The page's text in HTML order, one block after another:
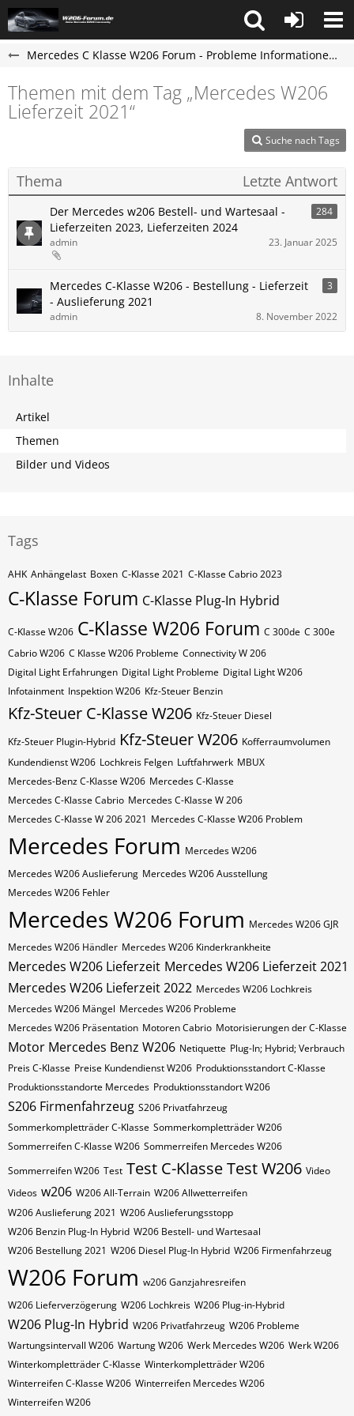
Mercedes C Klasse W206 Forum - Probleme Informationen und Erfahrungen
Themen mit dem Tag „Mercedes W206
Lieferzeit 2021“
Suche nach Tags
Thema Letzte Antwort
Der Mercedes w206 Bestell- und Wartesaal -
Lieferzeiten 2023, Lieferzeiten 2024
284
admin 23. Januar 2025
Mercedes C-Klasse W206 - Bestellung - Lieferzeit
- Auslieferung 2021
3
admin 8. November 2022
Inhalte
Artikel
Themen
Bilder und Videos
Tags
AHK Anhängelast Boxen C-Klasse 2021 C-Klasse Cabrio 2023
C-Klasse Forum C-Klasse Plug-In Hybrid
C-Klasse W206 C-Klasse W206 Forum C 300de C 300e
Cabrio W206 C Klasse W206 Probleme Connectivity W 206
Digital Light Erfahrungen Digital Light Probleme Digital Light W206
Infotainment Inspektion W206 Kfz-Steuer Benzin
Kfz-Steuer C-Klasse W206 Kfz-Steuer Diesel
Kfz-Steuer Plugin-Hybrid Kfz-Steuer W206 Kofferraumvolumen
Kundendienst W206 Lochkreis Felgen Luftfahrwerk MBUX
Mercedes-Benz C-Klasse W206 Mercedes C-Klasse
Mercedes C-Klasse Cabrio Mercedes C-Klasse W 206
Mercedes C-Klasse W 206 2021 Mercedes C-Klasse W206 Problem
Mercedes Forum Mercedes W206
Mercedes W206 Auslieferung Mercedes W206 Ausstellung
Mercedes W206 Fehler
Mercedes W206 Forum Mercedes W206 GJR
Mercedes W206 Händler Mercedes W206 Kinderkrankheite
Mercedes W206 Lieferzeit Mercedes W206 Lieferzeit 2021
Mercedes W206 Lieferzeit 2022 Mercedes W206 Lochkreis
Mercedes W206 Mängel Mercedes W206 Probleme
Mercedes W206 Präsentation Motoren Cabrio Motorisierungen der C-Klasse
Motor Mercedes Benz W206 Netiquette Plug-In; Hybrid; Verbrauch
Preis C-Klasse Preise Kundendienst W206 Produktionsstandort C-Klasse
Produktionsstandorte Mercedes Produktionsstandort W206
S206 Firmenfahrzeug S206 Privatfahrzeug
Sommerkompletträder C-Klasse Sommerkompletträder W206
Sommerreifen C-Klasse W206 Sommerreifen Mercedes W206
Sommerreifen W206 Test Test C-KlasseTest W206 Video
Videos w206 W206 All-Terrain W206 Allwetterreifen
W206 Auslieferung 2021 W206 Auslieferungsstopp
W206 Benzin Plug-In Hybrid W206 Bestell- und Wartesaal
W206 Bestellung 2021 W206 Diesel Plug-In Hybrid W206 Firmenfahrzeug
W206 Forum w206 Ganzjahresreifen
W206 Lieferverzögerung W206 Lochkreis W206 Plug-in-Hybrid
W206 Plug-In Hybrid W206 Privatfahrzeug W206 Probleme
Wartungsintervall W206 Wartung W206 Werk Mercedes W206 Werk W206
Winterkompletträder C-Klasse Winterkompletträder W206
Winterreifen C-Klasse W206 Winterreifen Mercedes W206
Winterreifen W206